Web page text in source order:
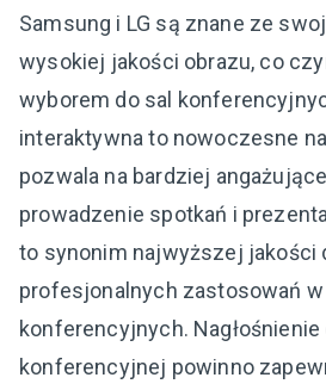
Samsung i LG są znane ze
wysokiej jakości obrazu, co
wyborem do sal
interaktywna to nowoczesne
pozwala na bardziej
prowadzenie spotkań i
to synonim najwyższej jakości
profesjonalnych zastosowań w
konferencyjnych. Nagłośnienie
konferencyjnej powinno